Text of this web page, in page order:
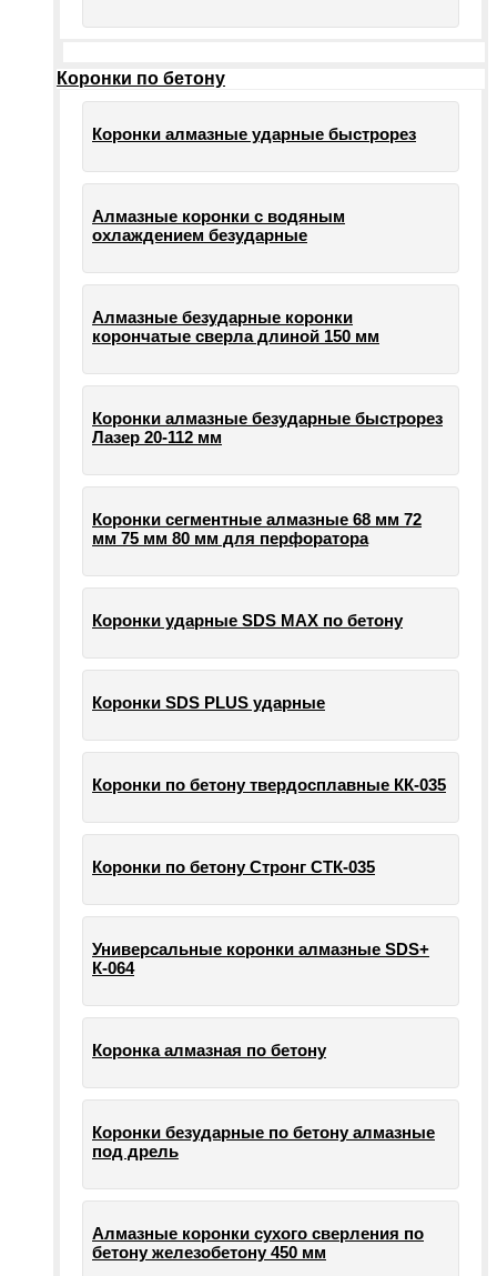
Коронки по бетону
Коронки алмазные ударные быстрорез
Алмазные коронки с водяным
охлаждением безударные
Алмазные безударные коронки
корончатые сверла длиной 150 мм
Коронки алмазные безударные быстрорез
Лазер 20-112 мм
Коронки сегментные алмазные 68 мм 72
мм 75 мм 80 мм для перфоратора
Коронки ударные SDS MAX по бетону
Коронки SDS PLUS ударные
Коронки по бетону твердосплавные КК-035
Коронки по бетону Стронг СТК-035
Универсальные коронки алмазные SDS+
К-064
Коронка алмазная по бетону
Коронки безударные по бетону алмазные
под дрель
Алмазные коронки сухого сверления по
бетону железобетону 450 мм